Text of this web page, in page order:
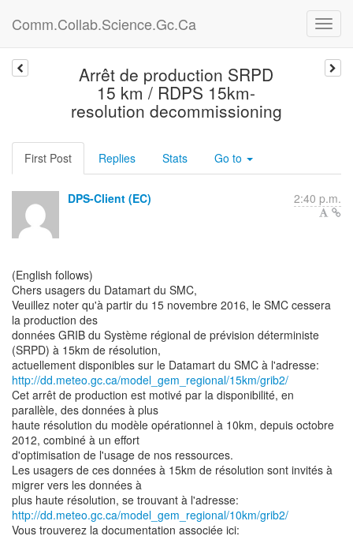
Comm.Collab.Science.Gc.Ca
Arrêt de production SRPD
15 km / RDPS 15km-
resolution decommissioning
First Post Replies Stats Go to
DPS-Client (EC) 2:40 p.m.
(English follows)
Chers usagers du Datamart du SMC,
Veuillez noter qu'à partir du 15 novembre 2016, le SMC cessera
la production des
données GRIB du Système régional de prévision déterministe
(SRPD) à 15km de résolution,
http://dd.meteo.gc.ca/model_gem_regional/15km/grib2/
Cet arrêt de production est motivé par la disponibilité, en
parallèle, des données à plus
haute résolution du modèle opérationnel à 10km, depuis octobre
2012, combiné à un effort
d'optimisation de l'usage de nos ressources.
Les usagers de ces données à 15km de résolution sont invités à
migrer vers les données à
http://dd.meteo.gc.ca/model_gem_regional/10km/grib2/